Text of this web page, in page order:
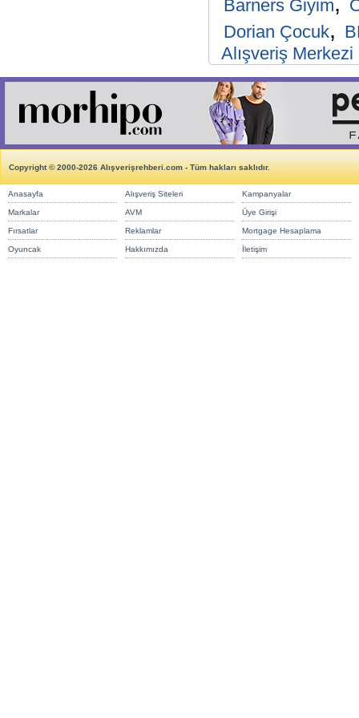
Barners Giyim
Dorian Çocuk,
Alışveriş
Copyright © 2000-2026 Alışverişrehberi.com - Tüm hakları saklıdır.
Anasayfa Alışveriş Siteleri Kampanyalar
Markalar AVM Üye Girişi
Fırsatlar Reklamlar Mortgage Hesaplama
Oyuncak Hakkımızda İletişim